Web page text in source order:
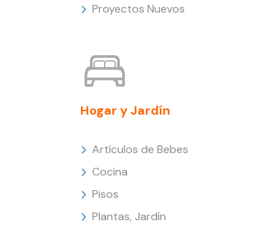
Proyectos Nuevos
Hogar y Jardín
Artículos de Bebes
Cocina
Pisos
Plantas, Jardín